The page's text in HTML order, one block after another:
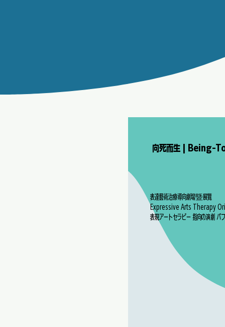
向死而生 | Being-
表達藝術治療導向劇場暨展覽
Expressive Arts Therapy
表現アートセラピー 指向の演劇 パ